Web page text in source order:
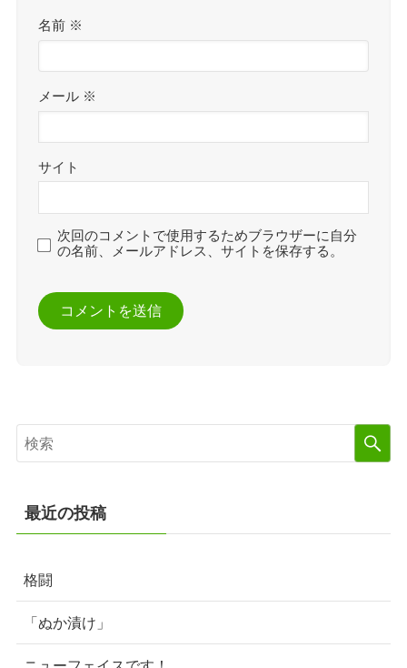
名前 ※
メール ※
サイト
次回のコメントで使用するためブラウザーに自分
の名前、メールアドレス、サイトを保存する。
最近の投稿
格闘
「ぬか漬け」